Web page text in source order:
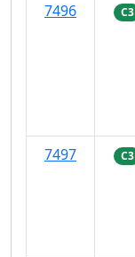
7496
C3
7497
C3